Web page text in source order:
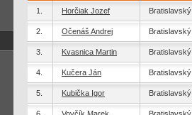
1. Horčiak Jozef
2. Očenáš Andrej
3. Kvasnica Martin
4. Kučera Ján
5. Kubička Igor